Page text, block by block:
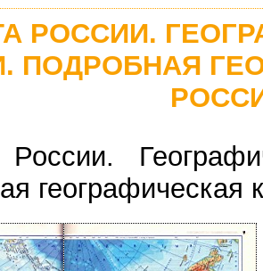
РОССИИ.
ПОДРОБНАЯ
России.
географическая